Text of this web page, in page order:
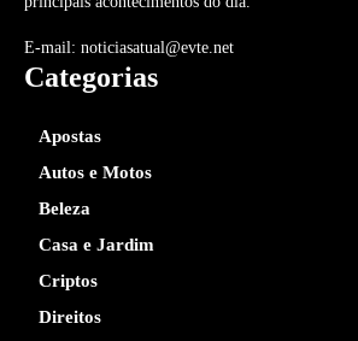
E-mail: noticiasatual@evte.net
Categorias
Apostas
Autos e Motos
Beleza
Casa e Jardim
Criptos
Direitos